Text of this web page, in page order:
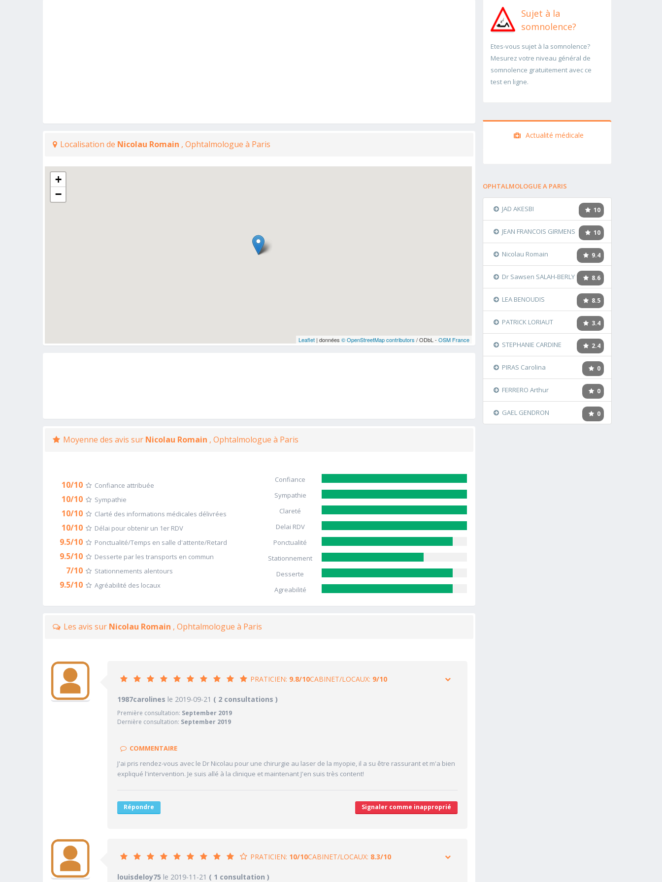
Localisation de Nicolau Romain , Ophtalmologue à Paris
+
−
Leaflet| données © OpenStreetMap contributors / ODbL - OSM France
Moyenne des avis sur Nicolau Romain , Ophtalmologue à Paris
10/10 Confiance attribuée
10/10 Sympathie
10/10 Clarté des informations médicales délivrées
10/10 Délai pour obtenir un 1er RDV
9.5/10 Ponctualité/Temps en salle d'attente/Retard
9.5/10 Desserte par les transports en commun
7/10 Stationnements alentours
9.5/10 Agréabilité des locaux
Confiance
Sympathie
Clareté
Delai RDV
Ponctualité
Stationnement
Desserte
Agreabilité
Les avis sur Nicolau Romain , Ophtalmologue à Paris
PRATICIEN: 9.8/10CABINET/LOCAUX: 9/10
PRATICIEN 9.8/10
10/10 Confiance accordée
10/10 Clarté des informations médicales délivrées
9/10 Ponctualité/Temps en salle d'attente/Retard
1987carolines le 2019-09-21 ( 2 consultations )
Première consultation: September 2019
Dernière consultation: September 2019
COMMENTAIRE
J'ai pris rendez-vous avec le Dr Nicolau pour une chirurgie au laser de la myopie, il a su être rassurant et m'a bien
expliqué l'intervention. Je suis allé à la clinique et maintenant J'en suis très content!
Répondre Signaler comme inapproprié
PRATICIEN: 10/10CABINET/LOCAUX: 8.3/10
PRATICIEN10/10
louisdeloy75 le 2019-11-21 ( 1 consultation )
Sujet à la
somnolence?
Etes-vous sujet à la somnolence?
Mesurez votre niveau général de
somnolence gratuitement avec ce
test en ligne.
Actualité médicale
OPHTALMOLOGUE A PARIS
10
JAD AKESBI
10
JEAN FRANCOIS GIRMENS
9.4
Nicolau Romain
8.6
Dr Sawsen SALAH-BERLY
8.5
LEA BENOUDIS
3.4
PATRICK LORIAUT
2.4
STEPHANIE CARDINE
0
PIRAS Carolina
0
FERRERO Arthur
0
GAEL GENDRON